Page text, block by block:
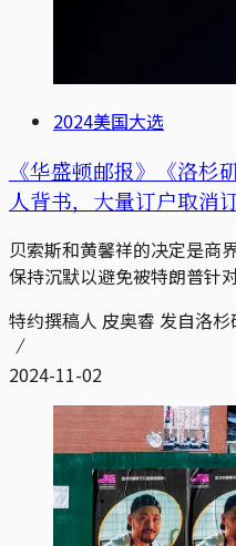
2024美国大选
《华盛顿邮报》《洛杉
人背书，大量订户取消
贝索斯和黄馨祥的决定是商
保持沉默以避免被特朗普针对
特约撰稿人 皮奥睿 发自洛杉
2024-11-02